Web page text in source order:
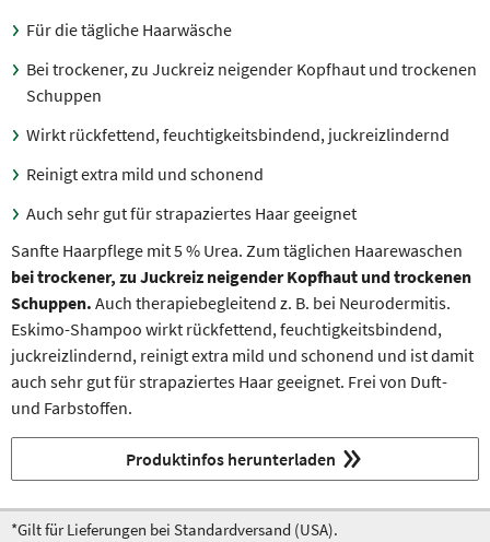
Für die tägliche Haarwäsche
Bei trockener, zu Juckreiz neigender Kopfhaut und trockenen
Schuppen
Wirkt rückfettend, feuchtigkeitsbindend, juckreizlindernd
Reinigt extra mild und schonend
Auch sehr gut für strapaziertes Haar geeignet
Sanfte Haarpflege mit 5 % Urea. Zum täglichen Haarewaschen
bei trockener, zu Juckreiz neigender Kopfhaut und trockenen
Schuppen. Auch therapiebegleitend z. B. bei Neurodermitis.
Eskimo-Shampoo wirkt rückfettend, feuchtigkeitsbindend,
juckreizlindernd, reinigt extra mild und schonend und ist damit
auch sehr gut für strapaziertes Haar geeignet. Frei von Duft-
und Farbstoffen.
Produktinfos herunterladen
*Gilt für Lieferungen bei Standardversand (USA).